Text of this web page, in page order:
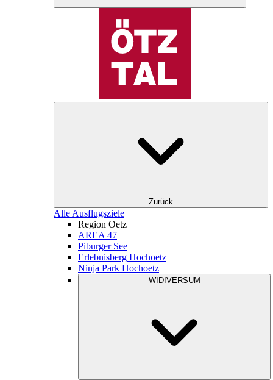
Zurück
Alle Ausflugsziele
Region Oetz
AREA 47
Piburger See
Erlebnisberg Hochoetz
Ninja Park Hochoetz
WIDIVERSUM